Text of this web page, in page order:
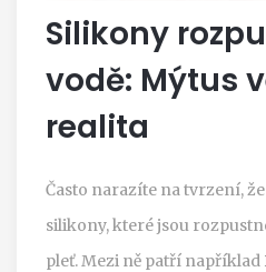
Silikony
vodě: Mýtus
realita
Často narazíte na tvrzení,
silikony, které jsou
pleť. Mezi ně patří například